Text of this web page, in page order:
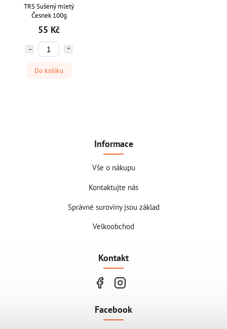
TRS Sušený mletý
Česnek 100g
55 Kč
Do košíku
Informace
Vše o nákupu
Kontaktujte nás
Správné suroviny jsou základ
Velkoobchod
Kontakt
Facebook